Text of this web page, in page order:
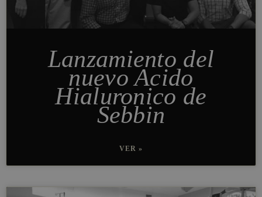
Lanzamiento del
nuevo Acido
Hialuronico de
Sebbin
VER »